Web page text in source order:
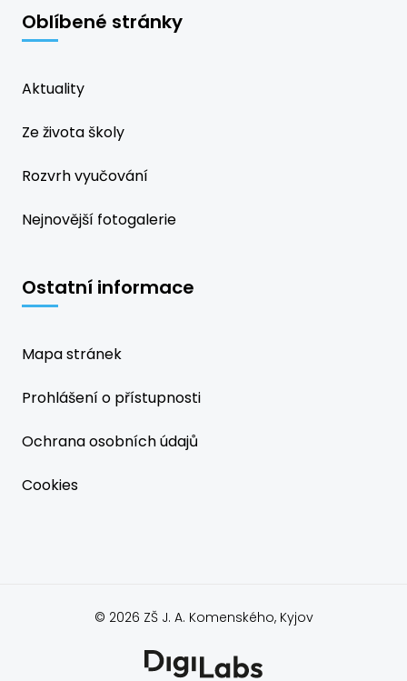
Oblíbené stránky
Aktuality
Ze života školy
Rozvrh vyučování
Nejnovější fotogalerie
Ostatní informace
Mapa stránek
Prohlášení o přístupnosti
Ochrana osobních údajů
Cookies
© 2026 ZŠ J. A. Komenského, Kyjov